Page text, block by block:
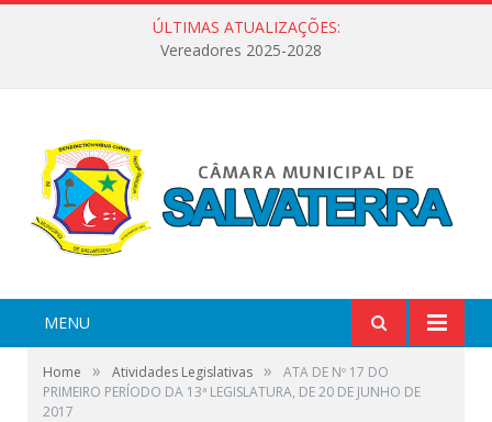
ÚLTIMAS ATUALIZAÇÕES:
Vereadores 2025-2028
MENU
Home » Atividades Legislativas »
ATA DE Nº 17 DO
PRIMEIRO PERÍODO DA 13ª LEGISLATURA, DE 20 DE JUNHO DE
2017